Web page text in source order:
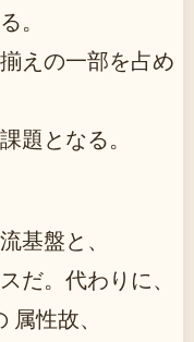
。
えの一部を占め
題となる。
基盤と、
だ。代わりに、
性故、